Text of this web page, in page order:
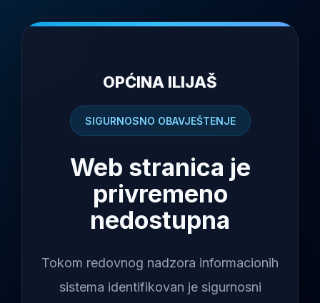
OPĆINA ILIJAŠ
SIGURNOSNO OBAVJEŠTENJE
Web stranica je
privremeno
nedostupna
Tokom redovnog nadzora informacionih
sistema identifikovan je sigurnosni